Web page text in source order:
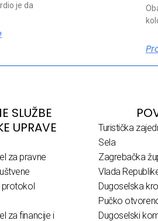
je da
SLUŽBE
UPRAVE
za pravne
protokol
za financije i
Turistička
Sela
Zagrebačka
Vlada
Dugoselska
Pučko
Dugoselski